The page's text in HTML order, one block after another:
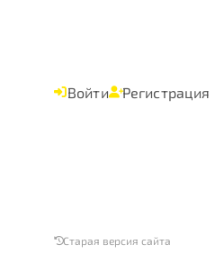
Войти Регистрация
Старая версия сайта